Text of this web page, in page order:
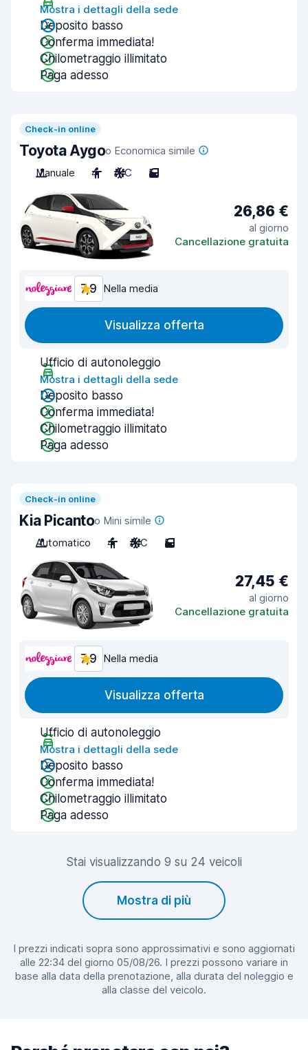
Mostra i dettagli della sede
Deposito basso
Conferma immediata!
Chilometraggio illimitato
Paga adesso
Check-in online
Toyota Aygoo Economica simile
Manuale
4 A/C 5
26,86 €
al giorno
Cancellazione gratuita
7,9 Nella media
Visualizza offerta
Ufficio di autonoleggio
Mostra i dettagli della sede
Deposito basso
Conferma immediata!
Chilometraggio illimitato
Paga adesso
Check-in online
Kia Picantoo Mini simile
Automatico
4 A/C 5
27,45 €
al giorno
Cancellazione gratuita
7,9 Nella media
Visualizza offerta
Ufficio di autonoleggio
Mostra i dettagli della sede
Deposito basso
Conferma immediata!
Chilometraggio illimitato
Paga adesso
Stai visualizzando 9 su 24 veicoli
Mostra di più
I prezzi indicati sopra sono approssimativi e sono aggiornati
alle 22:34 del giorno 05/08/26. I prezzi possono variare in
base alla data della prenotazione, alla durata del noleggio e
alla classe del veicolo.